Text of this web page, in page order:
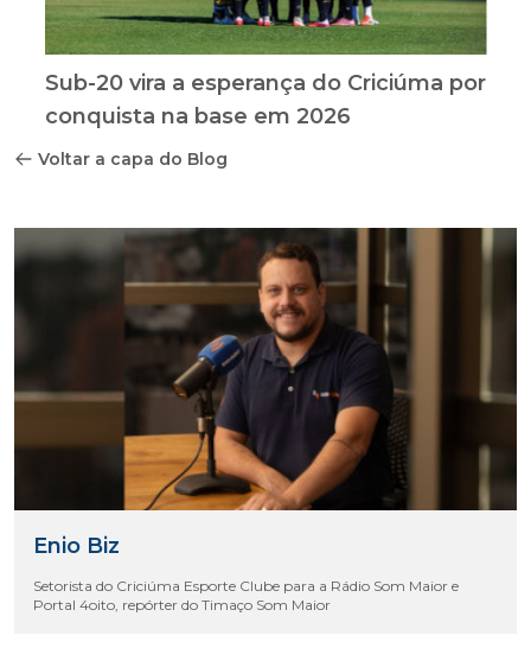
Sub-20 vira a esperança do Criciúma por
conquista na base em 2026
Voltar a capa do Blog
Enio Biz
Setorista do Criciúma Esporte Clube para a Rádio Som Maior e
Portal 4oito, repórter do Timaço Som Maior